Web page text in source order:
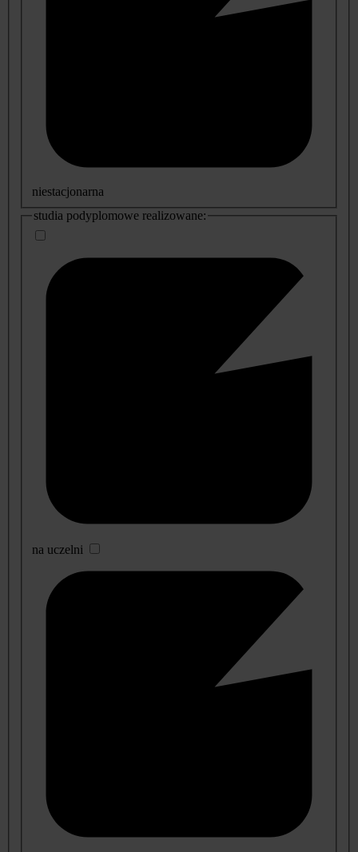
niestacjonarna
studia podyplomowe realizowane:
na uczelni